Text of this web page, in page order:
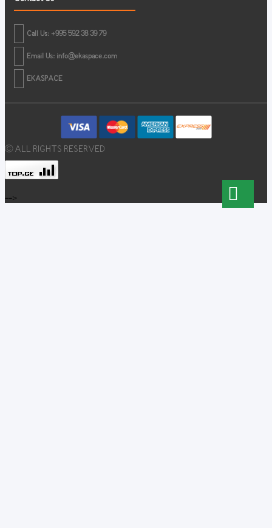
Call Us: +995 592 38 39 79
Email Us: info@ekaspace.com
EKASPACE
© ALL RIGHTS RESERVED
-->